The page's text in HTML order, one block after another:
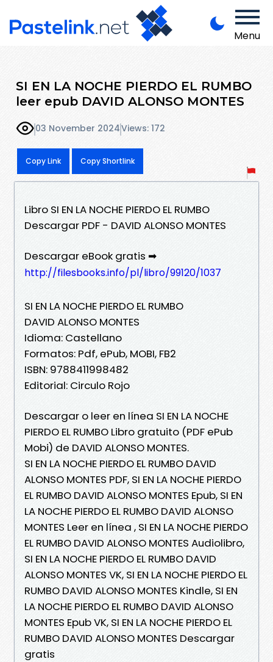
Menu
SI EN LA NOCHE PIERDO EL RUMBO
leer epub DAVID ALONSO MONTES
03 November 2024Views: 172
Copy Link Copy Shortlink
Libro SI EN LA NOCHE PIERDO EL RUMBO
Descargar PDF - DAVID ALONSO MONTES
Descargar eBook gratis ➡
http://filesbooks.info/pl/libro/99120/1037
SI EN LA NOCHE PIERDO EL RUMBO
DAVID ALONSO MONTES
Idioma: Castellano
Formatos: Pdf, ePub, MOBI, FB2
ISBN: 9788411998482
Editorial: Circulo Rojo
Descargar o leer en línea SI EN LA NOCHE
PIERDO EL RUMBO Libro gratuito (PDF ePub
Mobi) de DAVID ALONSO MONTES.
SI EN LA NOCHE PIERDO EL RUMBO DAVID
ALONSO MONTES PDF, SI EN LA NOCHE PIERDO
EL RUMBO DAVID ALONSO MONTES Epub, SI EN
LA NOCHE PIERDO EL RUMBO DAVID ALONSO
MONTES Leer en línea , SI EN LA NOCHE PIERDO
EL RUMBO DAVID ALONSO MONTES Audiolibro,
SI EN LA NOCHE PIERDO EL RUMBO DAVID
ALONSO MONTES VK, SI EN LA NOCHE PIERDO EL
RUMBO DAVID ALONSO MONTES Kindle, SI EN
LA NOCHE PIERDO EL RUMBO DAVID ALONSO
MONTES Epub VK, SI EN LA NOCHE PIERDO EL
RUMBO DAVID ALONSO MONTES Descargar
gratis